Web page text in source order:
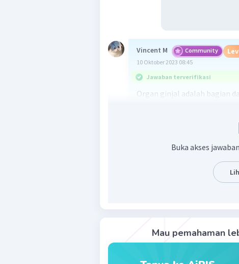
Vincent M Community
10 Oktober 2023 08:45
Jawaban terverifikasi
Organ ginjal adalah bagian
jawabannya adalah C.
Ginjal merupakan salah satu
Buka akses
Mau pemahaman